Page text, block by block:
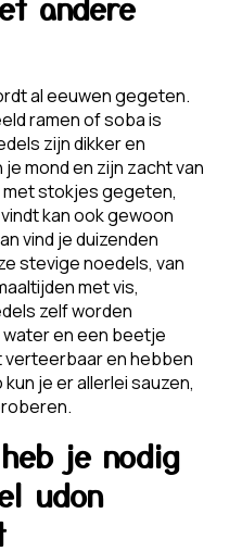
al eeuwen gegeten.
ramen of soba is
zijn dikker en
mond en zijn zacht van
met stokjes gegeten,
kan ook gewoon
vind je duizenden
stevige noedels, van
met vis,
zelf worden
en een beetje
verteerbaar en hebben
je er allerlei sauzen,
je nodig
udon